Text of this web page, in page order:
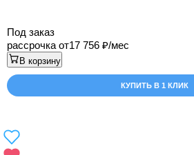
Под заказ
рассрочка от17 756 /мес
В корзину
КУПИТЬ В 1 КЛИК